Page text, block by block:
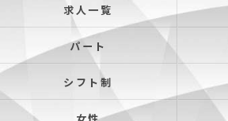
求人一覧
パート
シフト制
女性